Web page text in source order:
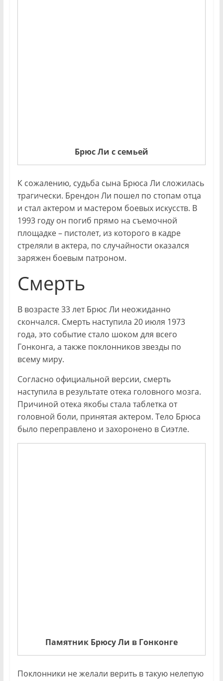
Брюс Ли с семьей
К сожалению, судьба сына Брюса Ли сложилась
трагически. Брендон Ли пошел по стопам отца
и стал актером и мастером боевых искусств. В
1993 году он погиб прямо на съемочной
площадке – пистолет, из которого в кадре
стреляли в актера, по случайности оказался
заряжен боевым патроном.
Смерть
В возрасте 33 лет Брюс Ли неожиданно
скончался. Смерть наступила 20 июля 1973
года, это событие стало шоком для всего
Гонконга, а также поклонников звезды по
всему миру.
Согласно официальной версии, смерть
наступила в результате отека головного мозга.
Причиной отека якобы стала таблетка от
головной боли, принятая актером. Тело Брюса
было переправлено и захоронено в Сиэтле.
Памятник Брюсу Ли в Гонконге
Поклонники не желали верить в такую нелепую